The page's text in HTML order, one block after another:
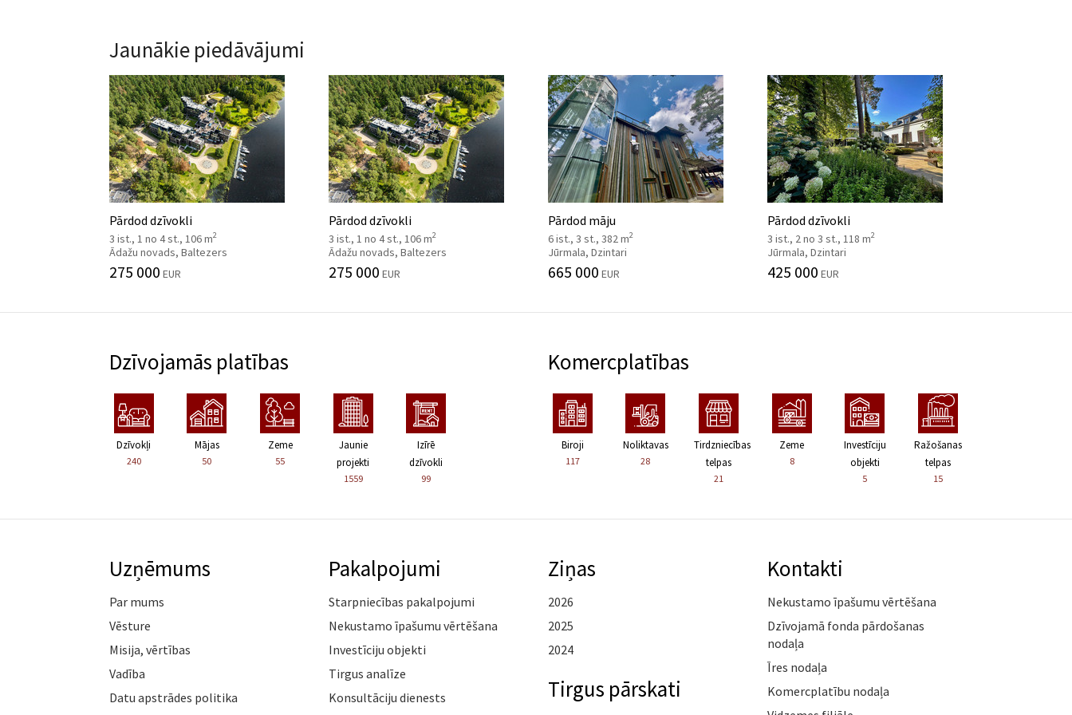
Jaunākie piedāvājumi
Pārdod dzīvokli
3 ist., 1 no 4 st., 106 m2
Ādažu novads, Baltezers
275 000 EUR
Pārdod dzīvokli
3 ist., 1 no 4 st., 106 m2
Ādažu novads, Baltezers
275 000 EUR
Pārdod māju
6 ist., 3 st., 382 m2
Jūrmala, Dzintari
665 000 EUR
Pārdod dzīvokli
3 ist., 2 no 3 st., 118 m2
Jūrmala, Dzintari
425 000 EUR
Dzīvojamās platības
Dzīvokļi
240
Mājas
50
Zeme
55
Jaunie
projekti
1559
Izīrē
dzīvokli
99
Komercplatības
Biroji
117
Noliktavas
28
Tirdzniecības
telpas
21
Zeme
8
Investīciju
objekti
5
Ražošanas
telpas
15
Uzņēmums
Par mums
Vēsture
Misija, vērtības
Vadība
Datu apstrādes politika
Pakalpojumi
Starpniecības pakalpojumi
Nekustamo īpašumu vērtēšana
Investīciju objekti
Tirgus analīze
Konsultāciju dienests
Ziņas
2026
2025
2024
Tirgus pārskati
Kontakti
Nekustamo īpašumu vērtēšana
Dzīvojamā fonda pārdošanas
nodaļa
Īres nodaļa
Komercplatību nodaļa